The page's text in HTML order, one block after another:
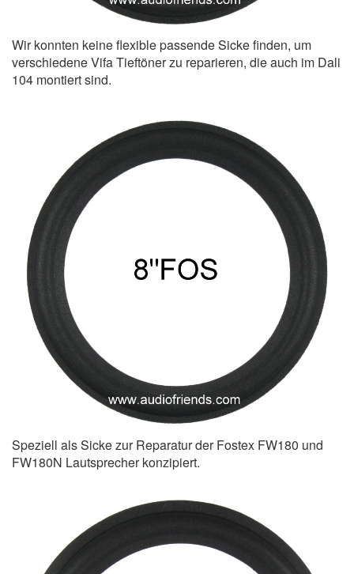
Wir konnten keine flexible passende Sicke finden, um
verschiedene Vifa Tieftöner zu reparieren, die auch im Dali
104 montiert sind.
Speziell als Sicke zur Reparatur der Fostex FW180 und
FW180N Lautsprecher konzipiert.